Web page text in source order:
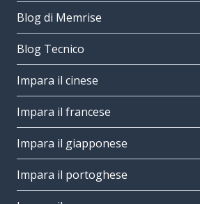
Blog di Memrise
Blog Tecnico
Impara il cinese
Impara il francese
Impara il giapponese
Impara il portoghese